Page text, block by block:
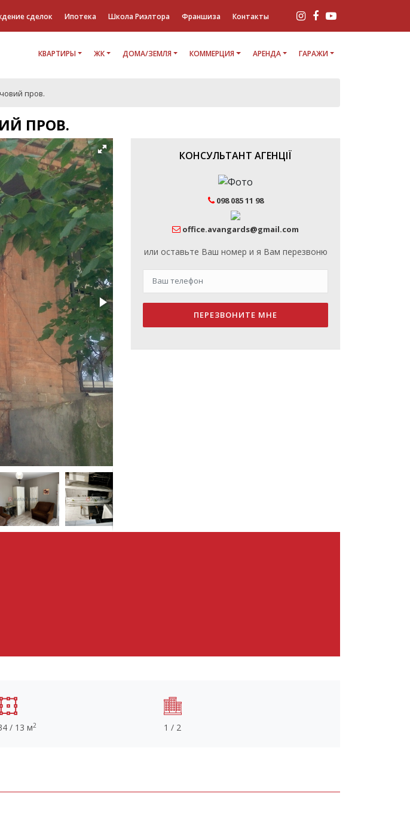
сделок Ипотека Школа Риэлтора Франшиза Контакты
КВАРТИРЫ ЖК ДОМА/ЗЕМЛЯ КОММЕРЦИЯ АРЕНДА ГАРАЖИ
пров.
ПРОВ.
КОНСУЛЬТАНТ АГЕНЦІЇ
098 085 11 98
office.avangards@gmail.com
или оставьте Ваш номер и я Вам перезвоню
ПЕРЕЗВОНИТЕ МНЕ
/ 13 м2 1 / 2